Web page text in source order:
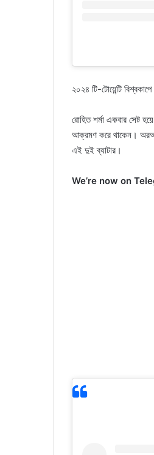
২০২৪ টি-টোয়েন্টি
রোহিত শর্মা একবার সেট
আক্রমণ করে থাকেন।
এই দুই ব্যাটার।
We’re now on